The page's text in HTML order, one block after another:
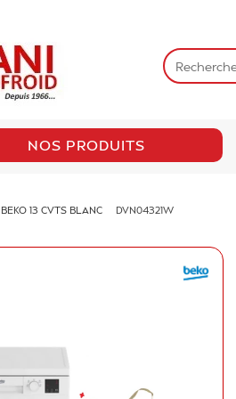
NOS PRODUITS
13 CVTS BLANC DVN04321W